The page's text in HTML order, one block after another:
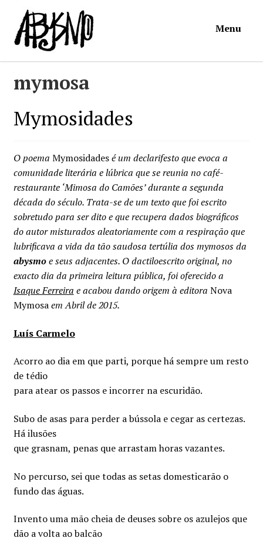
Ir
para
navegação
Saltar
para
conteúdo
Menu
Torpor
Contactos
Carrinho
Minha conta
Política de privacidade
Termos e Condições
Mapa do site
mymosa
Mymosidades
O poema Mymosidadesé um declarifesto que evoca a
comunidade literária e lúbrica que se reunia no café-
restaurante ‘Mimosa do Camões’ durante a segunda
década do século. Trata-se de um texto que foi escrito
sobretudo para ser dito e que recupera dados biográficos
do autor misturados aleatoriamente com a respiração que
lubrificava a vida da tão saudosa tertúlia dos mymosos da
abysmoe seus adjacentes. O dactiloescrito original, no
exacto dia da primeira leitura pública, foi oferecido a
Isaque Ferreira e acabou dando origem à editora Nova
Mymosaem Abril de 2015.
Luís Carmelo
Acorro ao dia em que parti, porque há sempre um resto
de tédio
para atear os passos e incorrer na escuridão.
Subo de asas para perder a bússola e cegar as certezas.
Há ilusões
que grasnam, penas que arrastam horas vazantes.
No percurso, sei que todas as setas domesticarão o
fundo das águas.
Invento uma mão cheia de deuses sobre os azulejos que
dão a volta ao balcão